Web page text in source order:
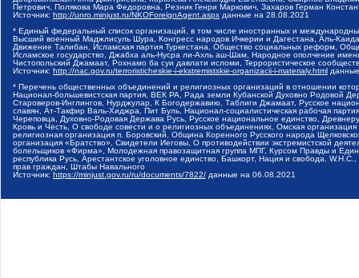
Петрович, Полякова Мара Федоровна, Резник Генри Маркович, Захаров Герман
Источник: http://unro.minjust.ru/NKOForeignAgent.aspx данные на 28.08.2021
* Единый федеральный список организаций, в том числе иностранных и
Высший военный Маджлисуль Шура, Конгресс народов Ичкерии и Дагестана, Аль-
Движение Талибан, Исламская партия Туркестана, Общество социальных реформ,
Исламское государство, Джабха аль-Нусра ли-Ахль аш-Шам, Народное ополчение
Чистопольский Джамаат, Рохнамо ба суи давлати исломи, Террористическое
Источник: http://nac.gov.ru/terroristicheskie-i-ekstremistskie-organizacii-i-materialy.html
* Перечень общественных объединений и религиозных организаций в отношении
Национал-большевистская партия, ВЕК РА, Рада земли Кубанской Духовно Родовой
Староверов-Инглингов, Нурджулар, К Богодержавию, Таблиги Джамаат, Русское
славян, Ат-Такфир Валь-Хиджра, Пит Буль, Национал-социалистическая рабочая
Череповца, Духовно-Родовая Держава Русь, Русское национальное единство,
Кровь и Честь, О свободе совести и о религиозных объединениях, Омская
религиозная организация п. Боровский, Община Коренного Русского народа
организация «Братство», Свидетели Иеговы, О противодействии экстремистской
болельщиков «Фирма», Молодежная правозащитная группа МПГ, Курсом Правды и
республика Русь, Арестантское уголовное единство, Башкорт, Нация и свобода,
прав граждан, Штабы Навального
Источник: https://minjust.gov.ru/ru/documents/7822/ данные на 06.08.2021